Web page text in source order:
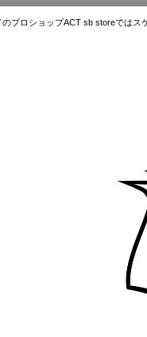
ップACT sb storeではスケー